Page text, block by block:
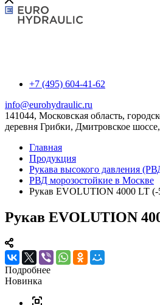
+7 (495) 604-41-62
info@eurohydraulic.ru
141044, Московская область,
деревня Грибки, Дмитровское
Главная
Продукция
Рукава высокого давления
РВД морозостойкие в Москве
Рукав EVOLUTION 4000 LT (-
Рукав EVOLUTION
Подробнее
Новинка